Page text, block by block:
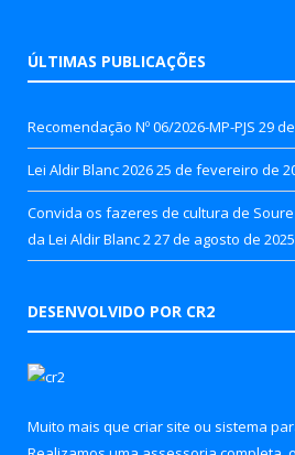
ÚLTIMAS PUBLICAÇÕES
Recomendação Nº 06/2026-MP-PJS 29
Lei Aldir Blanc 202625 de fevereiro de
Convida os fazeres de cultura de
da Lei Aldir Blanc 2 27 de agosto de 2025
DESENVOLVIDO POR CR2
Muito mais que criar site ou sistema